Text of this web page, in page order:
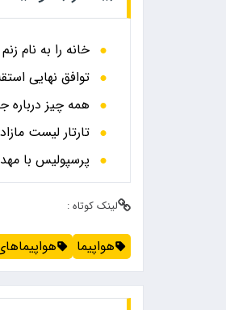
خانه را به نام
توافق نهایی
همه چیز درباره
تارتار لیست
پرسپولیس با
لینک کوتاه :
هواپیما